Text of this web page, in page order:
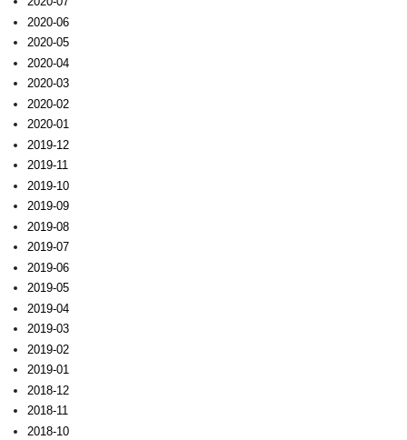
2020-06
2020-05
2020-04
2020-03
2020-02
2020-01
2019-12
2019-11
2019-10
2019-09
2019-08
2019-07
2019-06
2019-05
2019-04
2019-03
2019-02
2019-01
2018-12
2018-11
2018-10